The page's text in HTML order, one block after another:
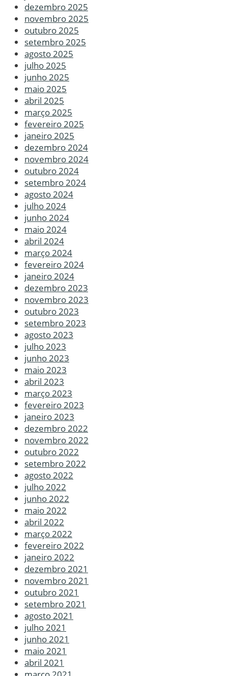
dezembro 2025
novembro 2025
outubro 2025
setembro 2025
agosto 2025
julho 2025
junho 2025
maio 2025
abril 2025
março 2025
fevereiro 2025
janeiro 2025
dezembro 2024
novembro 2024
outubro 2024
setembro 2024
agosto 2024
julho 2024
junho 2024
maio 2024
abril 2024
março 2024
fevereiro 2024
janeiro 2024
dezembro 2023
novembro 2023
outubro 2023
setembro 2023
agosto 2023
julho 2023
junho 2023
maio 2023
abril 2023
março 2023
fevereiro 2023
janeiro 2023
dezembro 2022
novembro 2022
outubro 2022
setembro 2022
agosto 2022
julho 2022
junho 2022
maio 2022
abril 2022
março 2022
fevereiro 2022
janeiro 2022
dezembro 2021
novembro 2021
outubro 2021
setembro 2021
agosto 2021
julho 2021
junho 2021
maio 2021
abril 2021